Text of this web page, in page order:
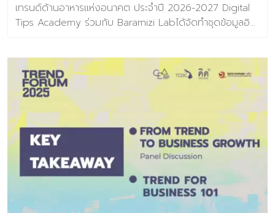
เทรนด์ด้านอาหารแห่งอนาคต ประจำปี 2026-2027 Digital
Tips Academy ร่วมกับ Baramizi Labได้จัดทำชุดข้อมูลอิน
การแค่ “ตามเทรนด์” ไม่พออีกต่อไปแต่ต้อง มองเห็นอนาคต
ก่อนใคร เพื่อวางกลยุทธ์ให้แม่นยำ (ชุดข้อมูลเทรนด์อยู่ในรูป
แบบ E-Book ) เนื้อหาภายในเล่ม 186 หน้า ครอบคลุม
Introduction แนวคิด ทฤษฎีและสมมติฐานงานวิจัย บทที่
1 Future Food Trend เปิดมุมมองเพื่อมองเห็นโอกาสในภาพ
รวมอุตสาหกรรมอาหารแห่งอนาคต 10 แนวโน้มธุรกิจอาหาร
แห่งอนาคต ประกอบไปด้วย 1. Well-Mental Eating 2.
Personalized Nutrition 3. Edible Beauty 4. Through
the root 5. Eye Foodie 6. Extraordinary Meal 7.
Alternative Nutrition 8. Foods for the world 9.